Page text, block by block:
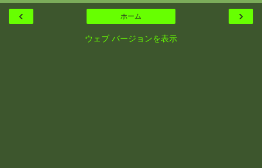
‹ ›
ホーム
ウェブ バージョンを表示